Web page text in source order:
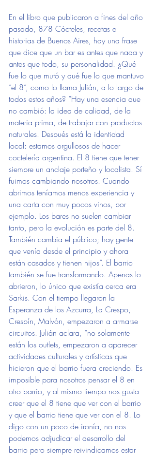
En el libro que publicaron a fines del año
pasado, 878 Cócteles, recetas e
historias de Buenos Aires, hay una frase
que dice que un bar es antes que nada y
antes que todo, su personalidad. ¿Qué
fue lo que mutó y qué fue lo que mantuvo
“el 8”, como lo llama Julián, a lo largo de
todos estos años? “Hay una esencia que
no cambió: la idea de calidad, de la
materia prima, de trabajar con productos
naturales. Después está la identidad
local: estamos orgullosos de hacer
coctelería argentina. El 8 tiene que tener
siempre un anclaje porteño y localista. Sí
fuimos cambiando nosotros. Cuando
abrimos teníamos menos experiencia y
una carta con muy pocos vinos, por
ejemplo. Los bares no suelen cambiar
tanto, pero la evolución es parte del 8.
También cambia el público; hay gente
que venía desde el principio y ahora
están casados y tienen hijos”. El barrio
también se fue transformando. Apenas lo
abrieron, lo único que existía cerca era
Sarkis. Con el tiempo llegaron la
Esperanza de los Azcurra, La Crespo,
Crespín, Malvón, empezaron a armarse
circuitos. Julián aclara, “no solamente
están los outlets, empezaron a aparecer
actividades culturales y artísticas que
hicieron que el barrio fuera creciendo. Es
imposible para nosotros pensar el 8 en
otro barrio, y al mismo tiempo nos gusta
creer que el 8 tiene que ver con el barrio
y que el barrio tiene que ver con el 8. Lo
digo con un poco de ironía, no nos
podemos adjudicar el desarrollo del
barrio pero siempre reivindicamos estar